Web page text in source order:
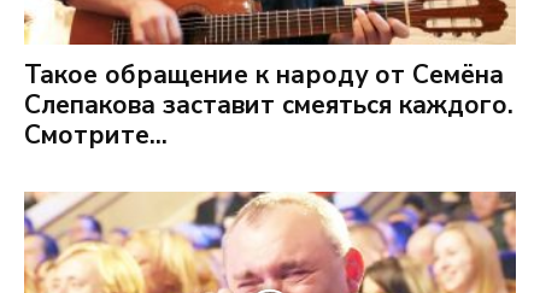
Такое обращение к народу от Семёна
Слепакова заставит смеяться каждого.
Смотрите...